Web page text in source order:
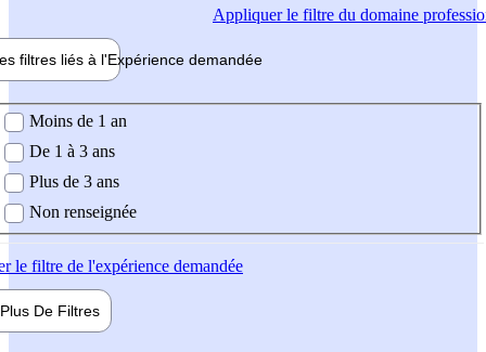
Appliquerle filtre du domaine
filtres liés à l'Expérience demandée
demandée
Moins de 1 an
De 1 à 3 ans
Plus de 3 ans
Non renseignée
le filtre de l'expérience demandée
Plus De Filtres